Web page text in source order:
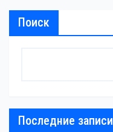
Поиск
Последние записи